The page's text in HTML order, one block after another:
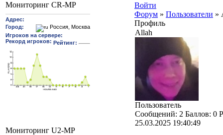
Мониторинг CR-MP
Мониторинг U2-MP
Войти
Форум » Пользователи »
Профиль
Allah
Пользователь
Cообщений: 2 Баллов: 0
25.03.2025 19:40:49